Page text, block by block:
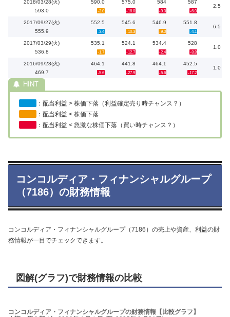
2018/03/28(火)
593.0
590.0
-3.0
575.0
-18.0
584
-9.0
587
-6.0
2.5
2017/09/27(火)
555.9
552.5
-3.4
545.6
-10.3
546.9
-9.0
551.8
-4.1
6.5
2017/03/29(火)
536.8
535.1
-1.7
524.1
-12.7
534.4
-2.4
528
-8.8
1.0
2016/09/28(火)
469.7
464.1
-5.6
441.8
-27.9
464.1
-5.6
452.5
-17.2
1.0
：配当利益 > 株価下落（利益確定売り時チャンス？）
：配当利益 < 株価下落
：配当利益 < 急激な株価下落（買い時チャンス？）
コンコルディア・フィナンシャルグループ
（7186）の財務情報
コンコルディア・フィナンシャルグループ（7186）の売上や資産、利益の財
務情報が一目でチェックできます。
図解(グラフ)で財務情報の比較